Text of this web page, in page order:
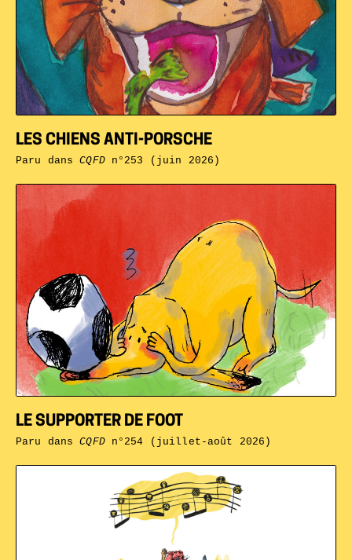
LE SUPPORTER DE FOOT
Paru dansCQFDn°254 (juillet-août 2026)
LES CHIENS ANTI-PORSCHE
Paru dansCQFDn°253 (juin 2026)